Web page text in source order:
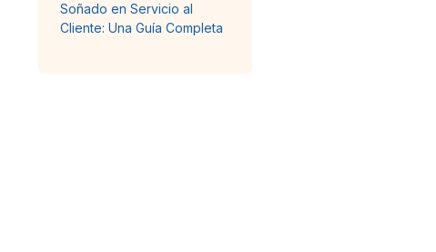
Soñado en Servicio al
Cliente: Una Guía Completa